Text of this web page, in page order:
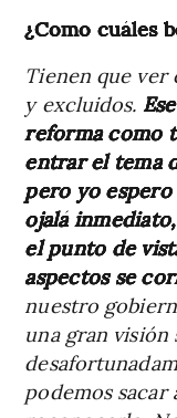
¿Como cuáles
Tienen que ver
y excluidos.
reforma como
entrar el tema
pero yo
ojalá
el punto de
aspectos se
nuestro
una gran visión
podemos sacar